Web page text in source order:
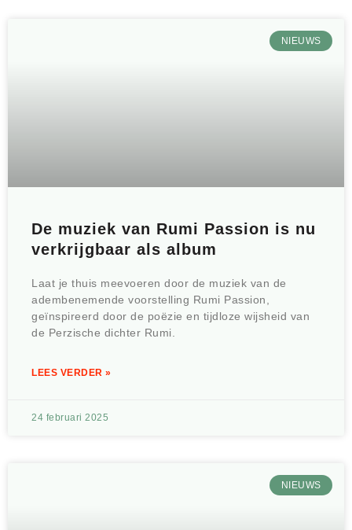
NIEUWS
De muziek van Rumi Passion is nu
verkrijgbaar als album
Laat je thuis meevoeren door de muziek van de
adembenemende voorstelling Rumi Passion,
geïnspireerd door de poëzie en tijdloze wijsheid van
de Perzische dichter Rumi.
LEES VERDER »
24 februari 2025
NIEUWS